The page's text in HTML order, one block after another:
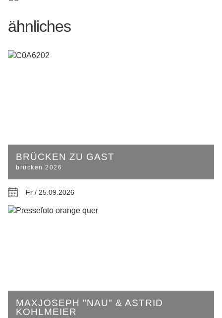
ähnliches
BRÜCKEN ZU GAST
brücken 2026
Fr / 25.09.2026
MAXJOSEPH "NAU" & ASTRID
KOHLMEIER